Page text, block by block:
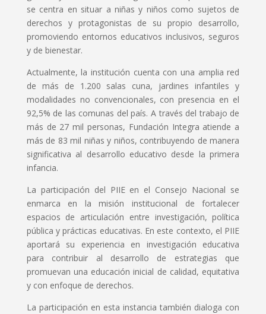
se centra en situar a niñas y niños como sujetos de
derechos y protagonistas de su propio desarrollo,
promoviendo entornos educativos inclusivos, seguros
y de bienestar.
Actualmente, la institución cuenta con una amplia red
de más de 1.200 salas cuna, jardines infantiles y
modalidades no convencionales, con presencia en el
92,5% de las comunas del país. A través del trabajo de
más de 27 mil personas, Fundación Integra atiende a
más de 83 mil niñas y niños, contribuyendo de manera
significativa al desarrollo educativo desde la primera
infancia.
La participación del PIIE en el Consejo Nacional se
enmarca en la misión institucional de fortalecer
espacios de articulación entre investigación, política
pública y prácticas educativas. En este contexto, el PIIE
aportará su experiencia en investigación educativa
para contribuir al desarrollo de estrategias que
promuevan una educación inicial de calidad, equitativa
y con enfoque de derechos.
La participación en esta instancia también dialoga con